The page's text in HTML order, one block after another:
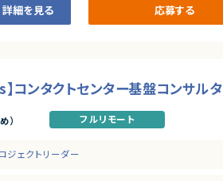
詳細を見る 応募する
ンタクトセンター基盤コンサルタ
） フルリモート
ジェクトリーダー